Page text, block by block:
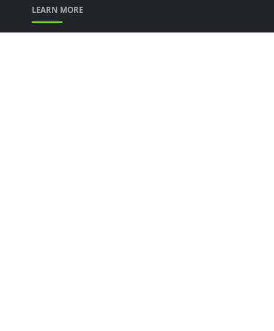
LEARN MORE